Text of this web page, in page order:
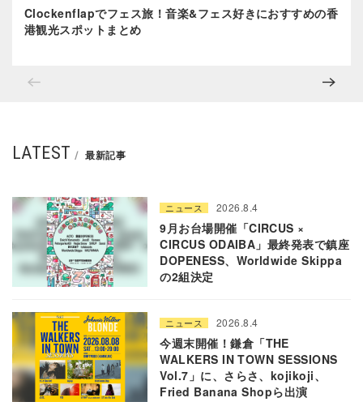
Clockenflapでフェス旅！音楽&フェス好きにおすすめの香
港観光スポットまとめ
LATEST 最新記事
ニュース 2026.8.4
9月お台場開催「CIRCUS ×
CIRCUS ODAIBA」最終発表で鎮座
DOPENESS、Worldwide Skippa
の2組決定
ニュース 2026.8.4
今週末開催！鎌倉「THE
WALKERS IN TOWN SESSIONS
Vol.7」に、さらさ、kojikoji、
Fried Banana Shopら出演